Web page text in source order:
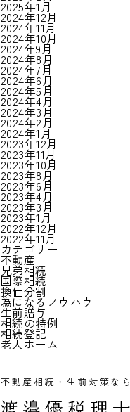
2025年1月
2024年12月
2024年11月
2024年10月
2024年9月
2024年8月
2024年7月
2024年6月
2024年5月
2024年4月
2024年3月
2024年2月
2024年1月
2023年12月
2023年11月
2023年10月
2023年8月
2023年6月
2023年4月
2023年3月
2023年1月
2022年12月
2022年11月
カテゴリー
不動産
兄弟相続
国際相続
換価分割
為になるノウハウ
生前贈与
相続の特例
相続登記
老人ホーム
不動産相続・生前対策なら